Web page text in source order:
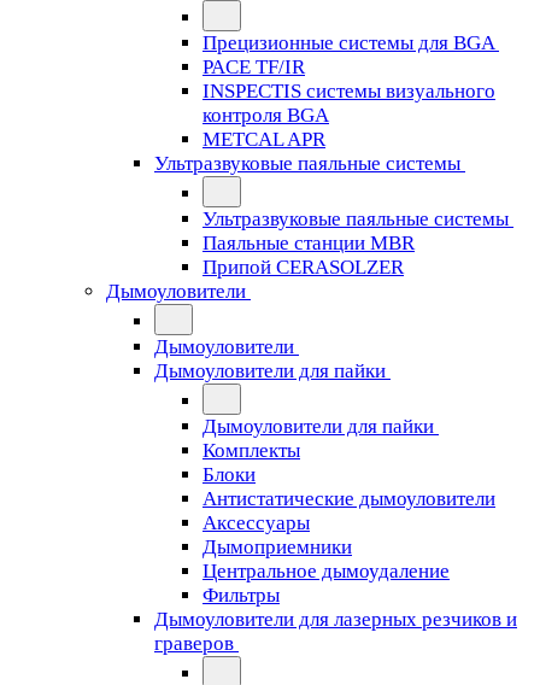
Прецизионные системы для BGA
PACE TF/IR
INSPECTIS системы визуального
контроля BGA
METCAL APR
Ультразвуковые паяльные системы
Ультразвуковые паяльные системы
Паяльные станции MBR
Припой CERASOLZER
Дымоуловители
Дымоуловители
Дымоуловители для пайки
Дымоуловители для пайки
Комплекты
Блоки
Антистатические дымоуловители
Аксессуары
Дымоприемники
Центральное дымоудаление
Фильтры
Дымоуловители для лазерных резчиков и
граверов